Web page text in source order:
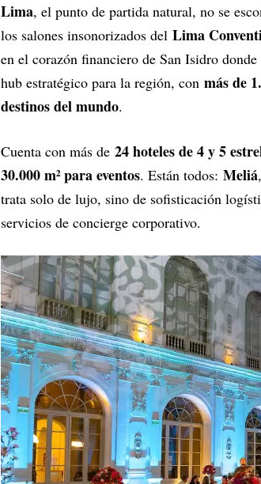
Lima, el punto de partida natural, no se
los salones insonorizados del Lima
en el corazón financiero de San Isidro
hub estratégico para la región, con más de
destinos del mundo.
Cuenta con más de 24 hoteles de 4 y 5
30.000 m² para eventos. Están todos: Meliá,
trata solo de lujo, sino de sofisticación
servicios de concierge corporativo.